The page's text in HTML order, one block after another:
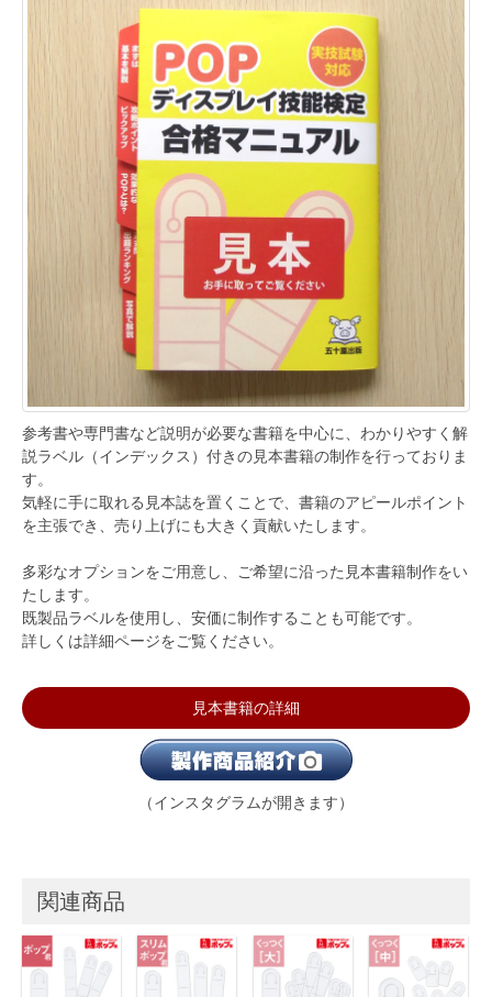
参考書や専門書など説明が必要な書籍を中心に、わかりやすく解
説ラベル（インデックス）付きの見本書籍の制作を行っておりま
す。
気軽に手に取れる見本誌を置くことで、書籍のアピールポイント
を主張でき、売り上げにも大きく貢献いたします。
多彩なオプションをご用意し、ご希望に沿った見本書籍制作をい
たします。
既製品ラベルを使用し、安価に制作することも可能です。
詳しくは詳細ページをご覧ください。
見本書籍の詳細
（インスタグラムが開きます）
関連商品